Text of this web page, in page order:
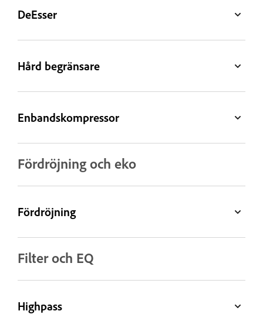
DeEsser
Hård begränsare
Enbandskompressor
Fördröjning och eko
Fördröjning
Filter och EQ
Highpass